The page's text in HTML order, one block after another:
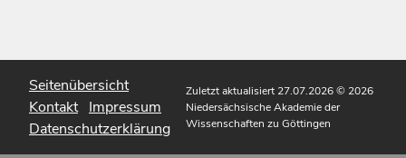
Seitenübersicht
Kontakt Impressum
Datenschutzerklärung
Zuletzt aktualisiert 27.07.2026© 2026
Niedersächsische Akademie der
Wissenschaften zu Göttingen